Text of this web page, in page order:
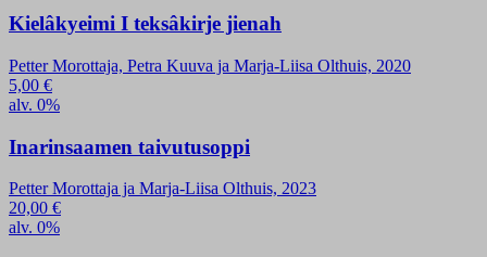
Kielâkyeimi I teksâkirje jienah
Petter Morottaja, Petra Kuuva ja Marja-Liisa Olthuis, 2020
5,00 €
alv. 0%
Inarinsaamen taivutusoppi
Petter Morottaja ja Marja-Liisa Olthuis, 2023
20,00 €
alv. 0%